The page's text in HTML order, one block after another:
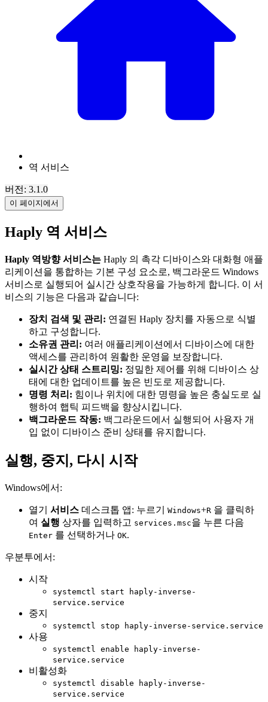
역 서비스
버전: 3.1.0
이 페이지에서
Haply 역 서비스
Haply 역방향 서비스는 Haply 의 촉각 디바이스와 대화형 애플
리케이션을 통합하는 기본 구성 요소로, 백그라운드 Windows
서비스로 실행되어 실시간 상호작용을 가능하게 합니다. 이 서
비스의 기능은 다음과 같습니다:
장치 검색 및 관리: 연결된 Haply 장치를 자동으로 식별
하고 구성합니다.
소유권 관리: 여러 애플리케이션에서 디바이스에 대한
액세스를 관리하여 원활한 운영을 보장합니다.
실시간 상태 스트리밍: 정밀한 제어를 위해 디바이스 상
태에 대한 업데이트를 높은 빈도로 제공합니다.
명령 처리: 힘이나 위치에 대한 명령을 높은 충실도로 실
행하여 햅틱 피드백을 향상시킵니다.
백그라운드 작동: 백그라운드에서 실행되어 사용자 개
입 없이 디바이스 준비 상태를 유지합니다.
실행, 중지, 다시 시작
Windows에서:
열기 서비스 데스크톱 앱: 누르기 Windows+R 을 클릭하
여 실행 상자를 입력하고 services.msc을 누른 다음
Enter 를 선택하거나 OK.
우분투에서:
시작
systemctl start haply-inverse-
service.service
중지
systemctl stop haply-inverse-service.service
사용
systemctl enable haply-inverse-
service.service
비활성화
systemctl disable haply-inverse-
service.service